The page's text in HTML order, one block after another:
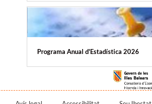
Programa Anual d'Estadística 2026